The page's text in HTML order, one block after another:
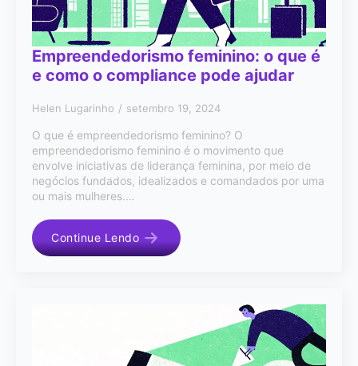
Empreendedorismo feminino: o que é
e como o compliance pode ajudar
Helen Lugarinho setembro 19, 2024
O que é empreendedorismo feminino? O
empreendedorismo feminino é o movimento que
envolve iniciativas de liderança feminina, por meio de
negócios fundados, idealizados e comandados por uma
ou mais mulheres.…
Continue Lendo